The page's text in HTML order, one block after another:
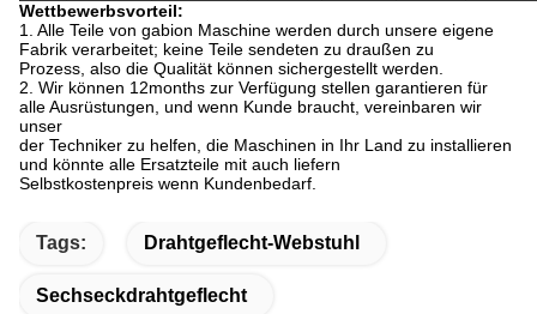
Wettbewerbsvorteil:
1. Alle Teile von gabion Maschine werden durch unsere eigene
Fabrik verarbeitet; keine Teile sendeten zu draußen zu
Prozess, also die Qualität können sichergestellt werden.
2. Wir können 12months zur Verfügung stellen garantieren für
alle Ausrüstungen, und wenn Kunde braucht, vereinbaren wir
unser
der Techniker zu helfen, die Maschinen in Ihr Land zu installieren
und könnte alle Ersatzteile mit auch liefern
Selbstkostenpreis wenn Kundenbedarf.
Tags: Drahtgeflecht-Webstuhl
Sechseckdrahtgeflecht